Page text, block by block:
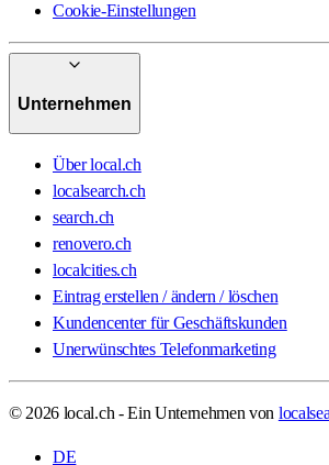
Cookie-Einstellungen
Unternehmen
Über local.ch
localsearch.ch
search.ch
renovero.ch
localcities.ch
Eintrag erstellen / ändern / löschen
Kundencenter für Geschäftskunden
Unerwünschtes Telefonmarketing
© 2026 local.ch - Ein Unternehmen von
DE